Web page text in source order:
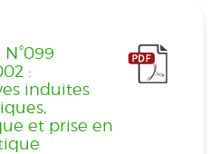
:
induites
et prise en